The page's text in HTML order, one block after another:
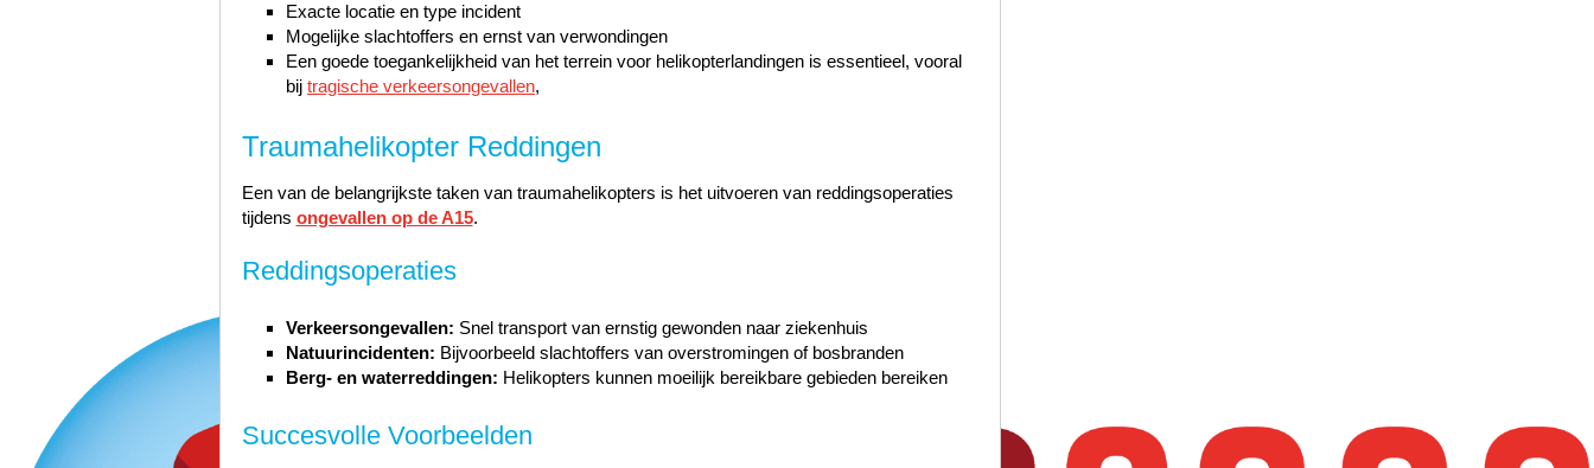
Exacte locatie en type incident
Mogelijke slachtoffers en ernst van verwondingen
Een goede toegankelijkheid van het terrein voor helikopterlandingen is essentieel, vooral
bij tragische verkeersongevallen,
Traumahelikopter Reddingen
Een van de belangrijkste taken van traumahelikopters is het uitvoeren van reddingsoperaties
tijdens ongevallen op de A15.
Reddingsoperaties
Verkeersongevallen: Snel transport van ernstig gewonden naar ziekenhuis
Natuurincidenten: Bijvoorbeeld slachtoffers van overstromingen of bosbranden
Berg- en waterreddingen: Helikopters kunnen moeilijk bereikbare gebieden bereiken
Succesvolle Voorbeelden